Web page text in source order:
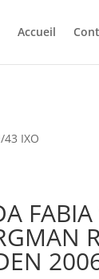
Accueil
43 IXO